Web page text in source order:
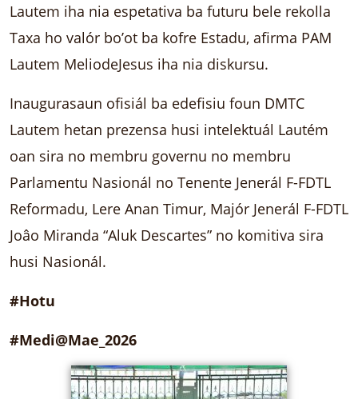
Lautem iha nia espetativa ba futuru bele rekolla
Taxa ho valór bo’ot ba kofre Estadu, afirma PAM
Lautem MeliodeJesus iha nia diskursu.
Inaugurasaun ofisiál ba edefisiu foun DMTC
Lautem hetan prezensa husi intelektuál Lautém
oan sira no membru governu no membru
Parlamentu Nasionál no Tenente Jenerál F-FDTL
Reformadu, Lere Anan Timur, Majór Jenerál F-FDTL
Joâo Miranda “Aluk Descartes” no komitiva sira
husi Nasionál.
#Hotu
#Medi@Mae_2026